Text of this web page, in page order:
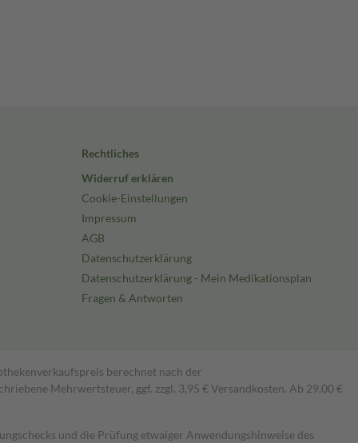
Rechtliches
Widerruf erklären
Cookie-Einstellungen
Impressum
AGB
Datenschutzerklärung
Datenschutzerklärung - Mein Medikationsplan
Fragen & Antworten
berechnet nach der
Mehrwertsteuer, ggf. zzgl. 3,95 € Versandkosten. Ab 29,00 €
und die Prüfung etwaiger Anwendungshinweise des